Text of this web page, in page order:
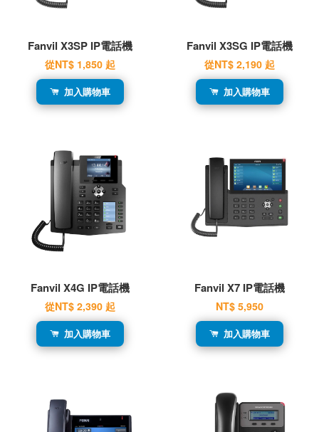
Fanvil X3SP IP電話機
從NT$ 1,850 起
加入購物車
Fanvil X3SG IP電話機
從NT$ 2,190 起
加入購物車
Fanvil X4G IP電話機
從NT$ 2,390 起
加入購物車
Fanvil X7 IP電話機
NT$ 5,950
加入購物車